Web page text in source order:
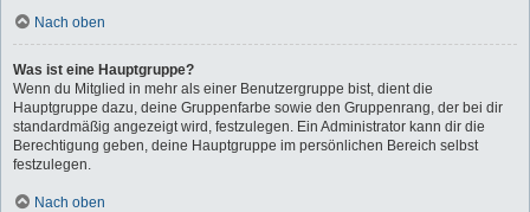
Nach oben
Was ist eine Hauptgruppe?
Wenn du Mitglied in mehr als einer Benutzergruppe bist, dient die
Hauptgruppe dazu, deine Gruppenfarbe sowie den Gruppenrang, der bei dir
standardmäßig angezeigt wird, festzulegen. Ein Administrator kann dir die
Berechtigung geben, deine Hauptgruppe im persönlichen Bereich selbst
festzulegen.
Nach oben